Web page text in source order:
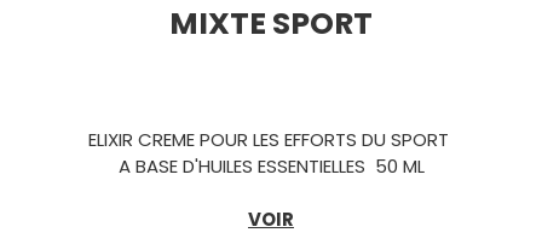
MIXTE SPORT
ELIXIR CREME POUR LES EFFORTS DU SPORT
A BASE D'HUILES ESSENTIELLES 50 ML
VOIR